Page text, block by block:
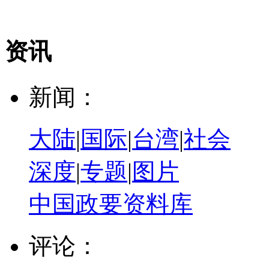
资讯
新闻：
大陆|国际|台湾|社会
深度|专题|图片
中国政要资料库
评论：